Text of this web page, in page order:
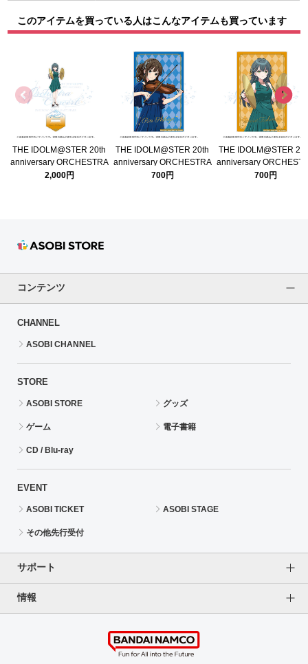
このアイテムを買っている人はこんなアイテムも買っています
THE IDOLM@STER 20th
anniversary ORCHESTRA
CONCERT 公式アクリルス
2,000円
THE IDOLM@STER 20th
anniversary ORCHESTRA
CONCERT 公式クリアカー
700円
THE IDOLM@STER
anniversary
CONCERT 公式クリア
700円
コンテンツ
CHANNEL
ASOBI CHANNEL
STORE
ASOBI STORE グッズ
ゲーム 電子書籍
CD / Blu-ray
EVENT
ASOBI TICKET ASOBI STAGE
その他先行受付
サポート
よくあるご質問（FAQ）
情報
個人情報保護方針
特定商取引法に基づく表記 企業情報